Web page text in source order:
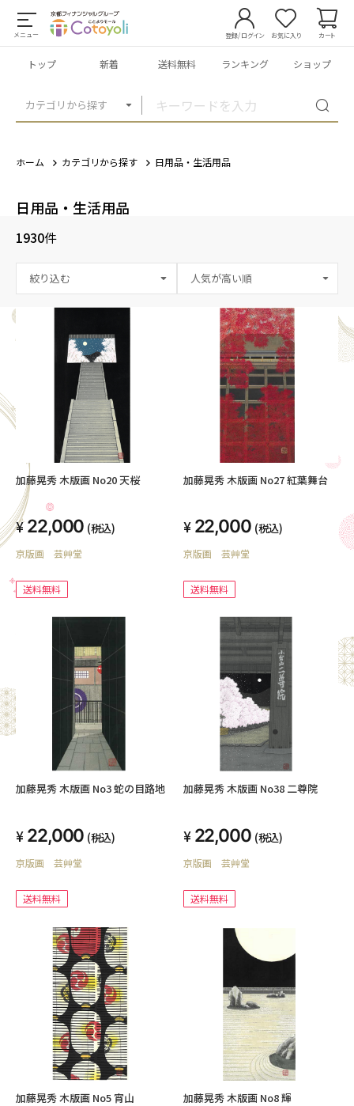
メニュー
カテゴリから探す
登録/ログイン お気に入り カート
トップ 新着 送料無料 ランキング ショップ
ホーム カテゴリから探す 日用品・生活用品
日用品・生活用品
1930件
絞り込む
加藤晃秀 木版画 No20 天桜
22,000 (税込)
京版画 芸艸堂
送料無料
加藤晃秀 木版画 No27 紅葉舞台
22,000 (税込)
京版画 芸艸堂
送料無料
加藤晃秀 木版画 No3 蛇の目路地
22,000 (税込)
京版画 芸艸堂
送料無料
加藤晃秀 木版画 No38 二尊院
22,000 (税込)
京版画 芸艸堂
送料無料
加藤晃秀 木版画 No5 宵山 加藤晃秀 木版画 No8 輝